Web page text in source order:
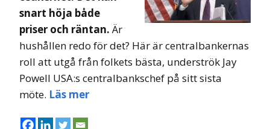
snart höja både
priser och räntan.Är
hushållen redo för det? Här är centralbankernas
roll att utgå från folkets bästa, underströk Jay
Powell USA:s centralbankschef på sitt sista
möte. Läs mer